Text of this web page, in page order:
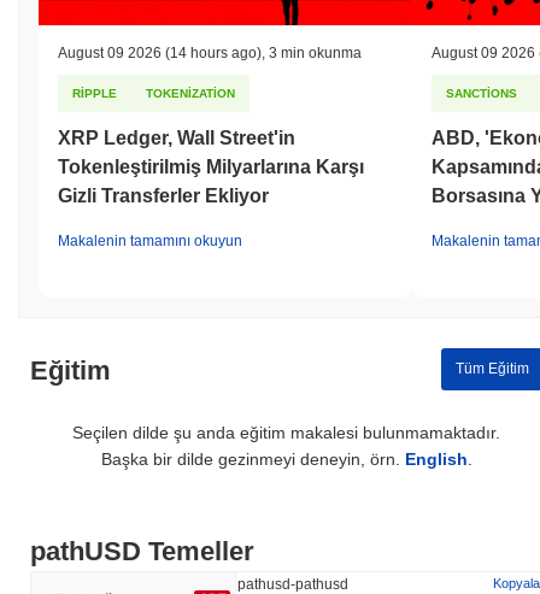
August 09 2026 (14 hours ago) 3 min okunma
RIPPLE TOKENIZATION
XRP Ledger, Wall Street'in
Tokenleştirilmiş Milyarlarına Karşı
Gizli Transferler Ekliyor
Makalenin tamamını okuyun
August 09 2026
SANCTIONS
ABD,
Borsasına
Makalenin
Eğitim Tüm Eğitim
Seçilen dilde şu anda eğitim makalesi bulunmamaktadır.
Başka bir dilde gezinmeyi deneyin, örn. English
pathUSD Temeller
pathusd-pathusd
Kopyala